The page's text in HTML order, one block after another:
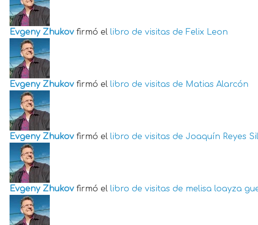
Evgeny Zhukov firmó el libro de visitas de Felix Leon
Evgeny Zhukov firmó el libro de visitas de Matias Alarcón
Evgeny Zhukov firmó el libro de visitas de Joaquín Reyes
Evgeny Zhukov firmó el libro de visitas de melisa loayza